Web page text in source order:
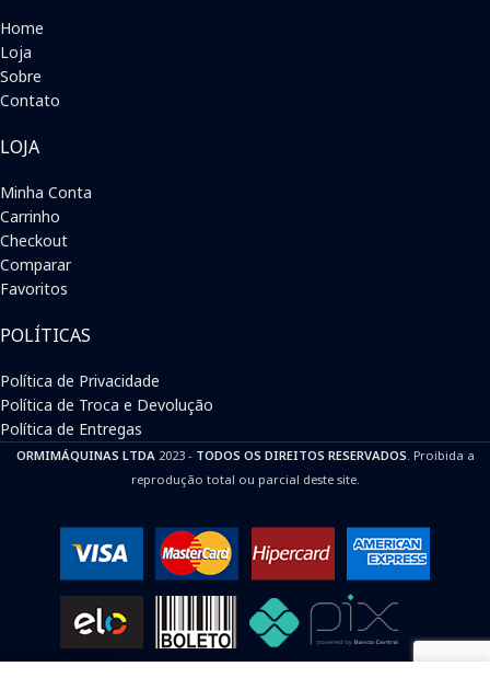
Home
Loja
Sobre
Contato
LOJA
Minha Conta
Carrinho
Checkout
Comparar
Favoritos
POLÍTICAS
Política de Privacidade
Política de Troca e Devolução
Política de Entregas
ORMIMÁQUINAS LTDA2023 - TODOS OS DIREITOS RESERVADOS. Proibida a
reprodução total ou parcial deste site.